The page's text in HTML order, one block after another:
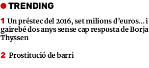
TRENDING
Un préstec del 2016, set milions d’euros… i
gairebé dos anys sense cap resposta de Borja
Thyssen
Prostitució de barri